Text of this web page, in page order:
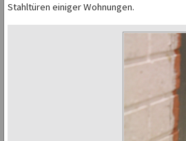
Stahltüren einiger Wohnungen.